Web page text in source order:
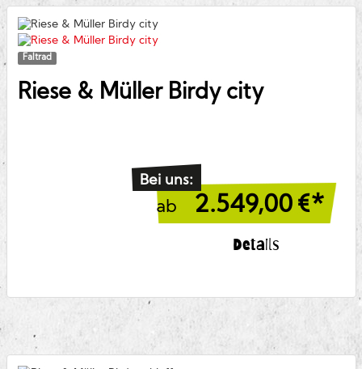
Faltrad
Riese & MüllerBirdy city
Bei uns:
ab 2.549,00 €*
Details